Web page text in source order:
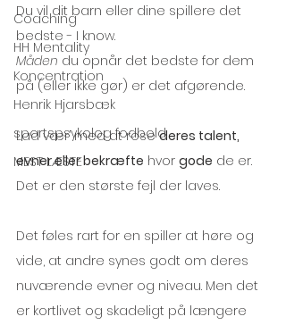
Coaching
HH Mentality
Koncentration
Henrik Hjarsbæk
sportspsykolog fodbold
MEST LÆSTE
Du vil dit barn eller dine spillere det
bedste - I know.
Måden du opnår det bedste for dem
på (eller ikke gør) er det afgørende.
Lad vær’ med at rose deres talent,
evner eller bekræfte hvor gode de er.
Det er den største fejl der laves.
Det føles rart for en spiller at høre og
vide, at andre synes godt om deres
nuværende evner og niveau. Men det
er kortlivet og skadeligt på længere